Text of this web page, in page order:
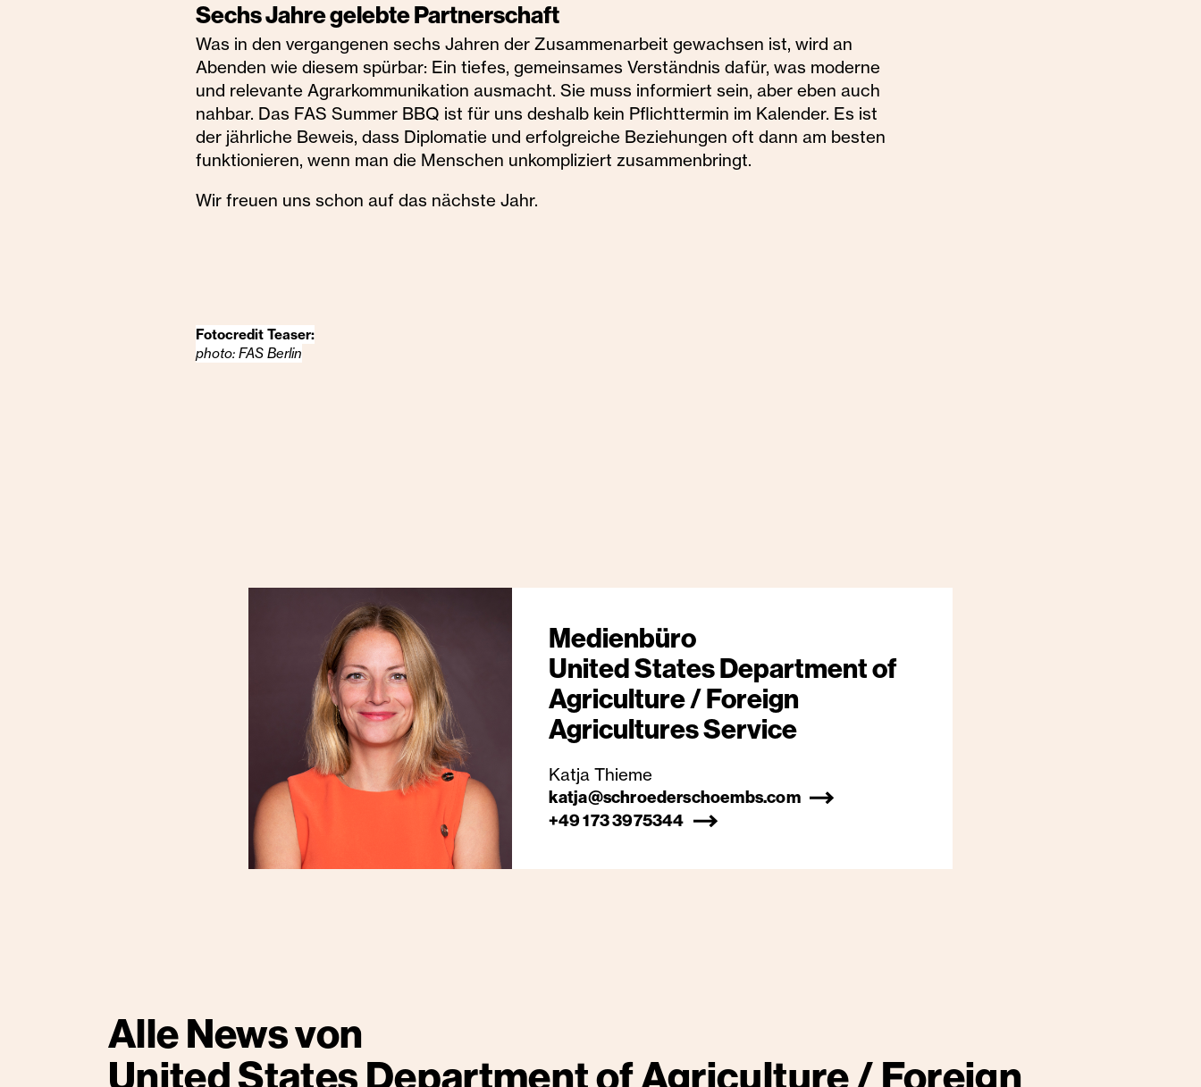
Sechs Jahre gelebte Partnerschaft
Was in den vergangenen sechs Jahren der Zusammenarbeit gewachsen ist, wird an
Abenden wie diesem spürbar: Ein tiefes, gemeinsames Verständnis dafür, was moderne
und relevante Agrarkommunikation ausmacht. Sie muss informiert sein, aber eben auch
nahbar. Das FAS Summer BBQ ist für uns deshalb kein Pflichttermin im Kalender. Es ist
der jährliche Beweis, dass Diplomatie und erfolgreiche Beziehungen oft dann am besten
funktionieren, wenn man die Menschen unkompliziert zusammenbringt.
Wir freuen uns schon auf das nächste Jahr.
Fotocredit Teaser:
photo: FAS Berlin
Medienbüro
United States Department of
Agriculture / Foreign
Agricultures Service
Katja Thieme
katja@schroederschoembs.com
+49 173 3975344
Alle News von
United States Department of Agriculture / Foreign